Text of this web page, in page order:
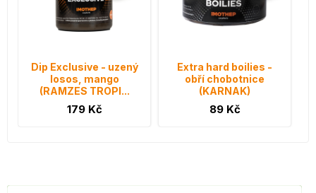
Dip Exclusive - uzený
losos, mango
(RAMZES TROPI...
179 Kč
Extra hard boilies -
obří chobotnice
(KARNAK)
89 Kč